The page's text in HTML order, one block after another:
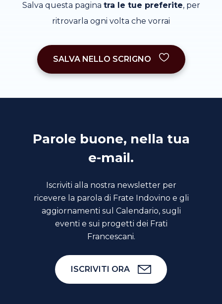
Salva questa pagina tra le tue preferite, per
ritrovarla ogni volta che vorrai
SALVA NELLO SCRIGNO
Parole buone, nella tua
e-mail.
Iscriviti alla nostra newsletter per
ricevere la parola di Frate Indovino e gli
aggiornamenti sul Calendario, sugli
eventi e sui progetti dei Frati
Francescani.
ISCRIVITI ORA